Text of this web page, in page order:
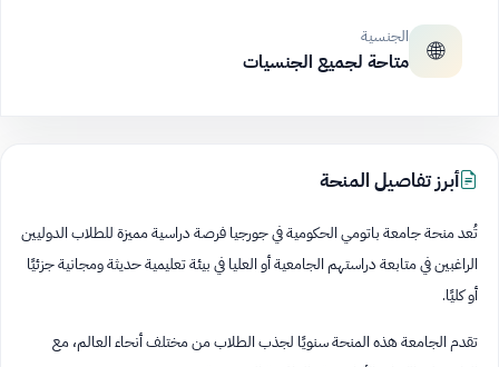
🌐 الجنسية
متاحة لجميع الجنسيات
أبرز تفاصيل المنحة
تُعد منحة جامعة باتومي الحكومية في جورجيا فرصة دراسية مميزة للطلاب الدوليين
الراغبين في متابعة دراستهم الجامعية أو العليا في بيئة تعليمية حديثة ومجانية جزئيًا
أو كليًا.
تقدم الجامعة هذه المنحة سنويًا لجذب الطلاب من مختلف أنحاء العالم، مع